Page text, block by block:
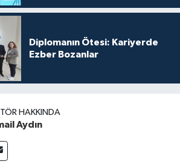
Diplomanın Ötesi: Kariyerde
Ezber Bozanlar
HAKKINDA
Aydın